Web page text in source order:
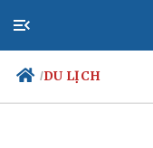
/DU LỊCH